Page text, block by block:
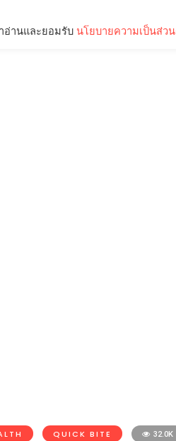
QUICK BITE 32.0K
อ่านและยอมรับ นโยบายความเป็นส่ว